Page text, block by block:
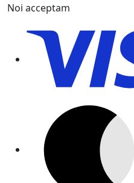
Noi acceptam